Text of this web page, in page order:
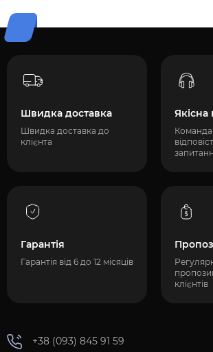
Швидка доставка
Швидка доставка до
клієнта
Якісна
Гарантія
Гарантія від 6 до 12 місяців
клієнтів
+38 (093) 845 91 59